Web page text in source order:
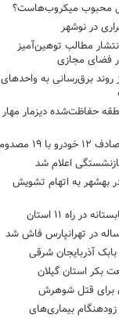
محبوب میکروب‌هاست؟
در نوشهر
مطالب توهین‌آمیز
در فضای مجازی
روند برق‌رسانی به واحدهای
حفاظت‌شده دیزمار مهار
۱۹ مصدوم
اعلام شد
۶ نفر در بهشهر به اتهام تشویش
در راه ۱۱ استان
بابک آذربایجان شرقی
بکر استان گیلان
برای قتل شوهرش
بیماری‌های